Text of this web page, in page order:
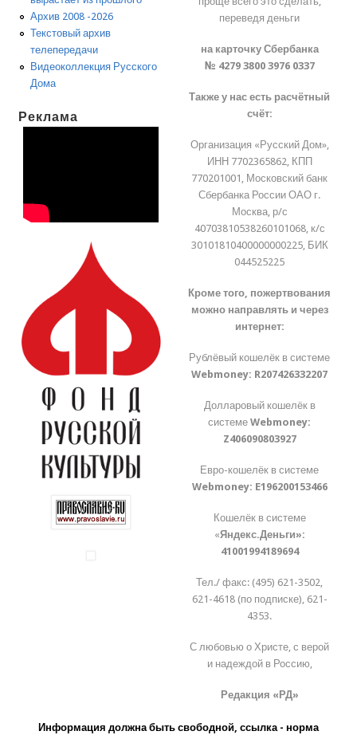
Архив 2008 -2026
Текстовый архив
телепередачи
Видеоколлекция Русского
Дома
Реклама
переведя деньги
на карточку Сбербанка
№ 4279 3800 3976 0337
Также у нас есть расчётный
счёт:
Организация «Русский Дом»,
ИНН 7702365862, КПП
770201001, Московский банк
Сбербанка России ОАО г.
Москва, р/с
40703810538260101068, к/с
30101810400000000225, БИК
044525225
Кроме того, пожертвования
можно направлять и через
интернет:
Рублёвый кошелёк в системе
Webmoney: R207426332207
Долларовый кошелёк в
системеWebmoney:
Z406090803927
Евро-кошелёк в системе
Webmoney: E196200153466
Кошелёк в системе
«Яндекс.Деньги»:
41001994189694
Тел./ факс: (495) 621-3502,
621-4618 (по подписке), 621-
4353.
С любовью о Христе, с верой
и надеждой в Россию,
Редакция «РД»
Информация должна быть свободной, ссылка - норма